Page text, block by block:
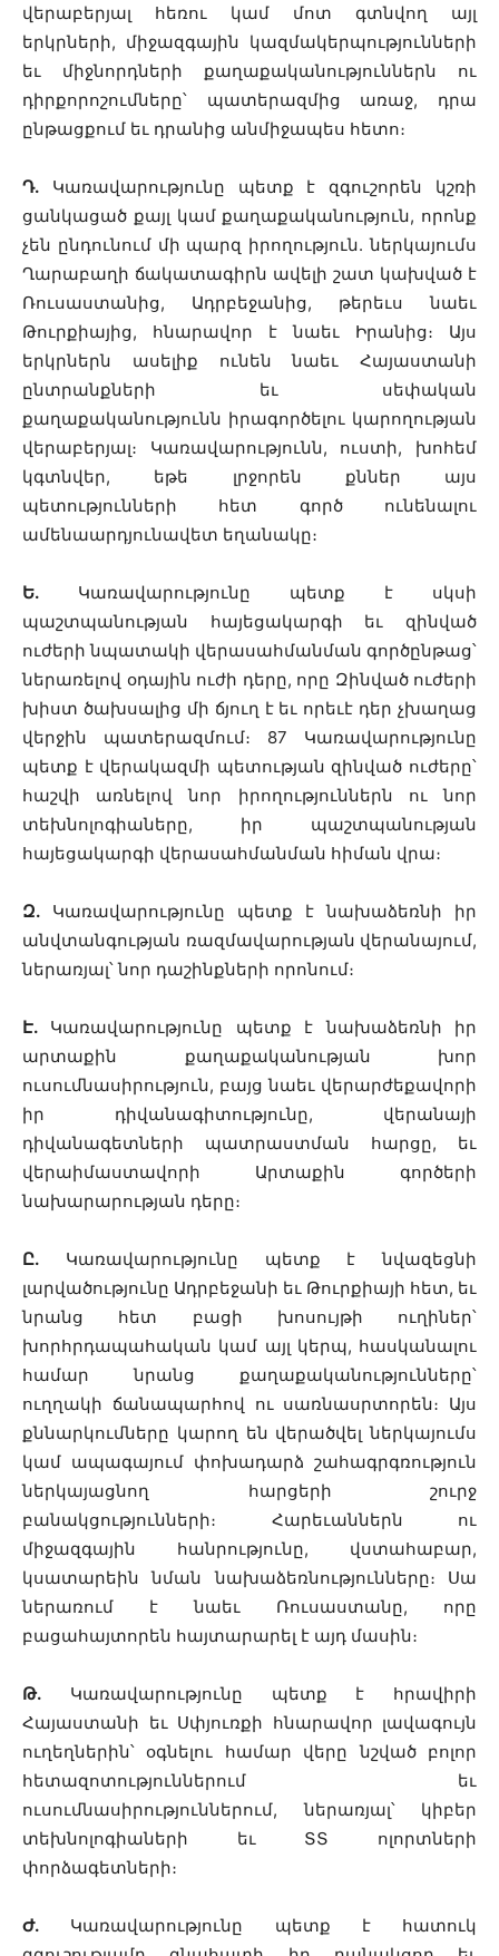
վերաբերյալ հեռու կամ մոտ գտնվող այլ
երկրների, միջազգային կազմակերպությունների
եւ միջնորդների քաղաքականություններն ու
դիրքորոշումները՝ պատերազմից առաջ, դրա
ընթացքում եւ դրանից անմիջապես հետո։
Դ. Կառավարությունը պետք է զգուշորեն կշռի
ցանկացած քայլ կամ քաղաքականություն, որոնք
չեն ընդունում մի պարզ իրողություն. ներկայումս
Ղարաբաղի ճակատագիրն ավելի շատ կախված է
Ռուսաստանից, Ադրբեջանից, թերեւս նաեւ
Թուրքիայից, հնարավոր է նաեւ Իրանից։ Այս
երկրներն ասելիք ունեն նաեւ Հայաստանի
ընտրանքների եւ սեփական
քաղաքականությունն իրագործելու կարողության
վերաբերյալ։ Կառավարությունն, ուստի, խոհեմ
կգտնվեր, եթե լրջորեն քններ այս
պետությունների հետ գործ ունենալու
ամենաարդյունավետ եղանակը։
Ե. Կառավարությունը պետք է սկսի
պաշտպանության հայեցակարգի եւ զինված
ուժերի նպատակի վերասահմանման գործընթաց՝
ներառելով օդային ուժի դերը, որը Զինված ուժերի
խիստ ծախսալից մի ճյուղ է եւ որեւէ դեր չխաղաց
վերջին պատերազմում։ 87 Կառավարությունը
պետք է վերակազմի պետության զինված ուժերը՝
հաշվի առնելով նոր իրողություններն ու նոր
տեխնոլոգիաները, իր պաշտպանության
հայեցակարգի վերասահմանման հիման վրա։
Զ. Կառավարությունը պետք է նախաձեռնի իր
անվտանգության ռազմավարության վերանայում,
ներառյալ՝ նոր դաշինքների որոնում։
Է. Կառավարությունը պետք է նախաձեռնի իր
արտաքին քաղաքականության խոր
ուսումնասիրություն, բայց նաեւ վերարժեքավորի
իր դիվանագիտությունը, վերանայի
դիվանագետների պատրաստման հարցը, եւ
վերաիմաստավորի Արտաքին գործերի
նախարարության դերը։
Ը. Կառավարությունը պետք է նվազեցնի
լարվածությունը Ադրբեջանի եւ Թուրքիայի հետ, եւ
նրանց հետ բացի խոսույթի ուղիներ՝
խորհրդապահական կամ այլ կերպ, հասկանալու
համար նրանց քաղաքականությունները՝
ուղղակի ճանապարհով ու սառնասրտորեն։ Այս
քննարկումները կարող են վերածվել ներկայումս
կամ ապագայում փոխադարձ շահագրգռություն
ներկայացնող հարցերի շուրջ
բանակցությունների։ Հարեւաններն ու
միջազգային հանրությունը, վստահաբար,
կսատարեին նման նախաձեռնությունները։ Սա
ներառում է նաեւ Ռուսաստանը, որը
բացահայտորեն հայտարարել է այդ մասին։
Թ. Կառավարությունը պետք է հրավիրի
Հայաստանի եւ Սփյուռքի հնարավոր լավագույն
ուղեղներին՝ օգնելու համար վերը նշված բոլոր
հետազոտություններում եւ
ուսումնասիրություններում, ներառյալ՝ կիբեր
տեխնոլոգիաների եւ ՏՏ ոլորտների
փորձագետների։
Ժ. Կառավարությունը պետք է հատուկ